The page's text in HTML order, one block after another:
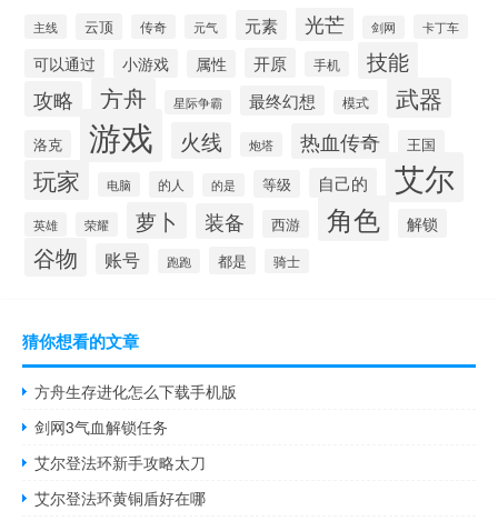
主线 云顶 传奇 元气 元素 光芒 剑网 卡丁车
可以通过 小游戏 属性 开原 手机 技能
攻略 方舟 星际争霸 最终幻想 模式 武器
洛克 游戏 火线 炮塔 热血传奇 王国
玩家 电脑 的人 的是 等级 自己的 艾尔
英雄 荣耀 萝卜 装备 西游 角色 解锁
谷物 账号 跑跑 都是 骑士
猜你想看的文章
方舟生存进化怎么下载手机版
剑网3气血解锁任务
艾尔登法环新手攻略太刀
艾尔登法环黄铜盾好在哪